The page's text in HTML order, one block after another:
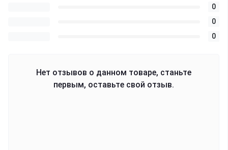
0
0
0
Нет отзывов о данном товаре, станьте
первым, оставьте свой отзыв.